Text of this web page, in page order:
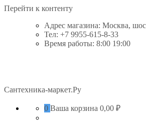
Перейти к контенту
Адрес магазина: Москва,
Тел: +7 9955-615-8-33
Время работы: 8:00 19:00
Сантехника-маркет.Ру
0 Ваша корзина 0,00 ₽